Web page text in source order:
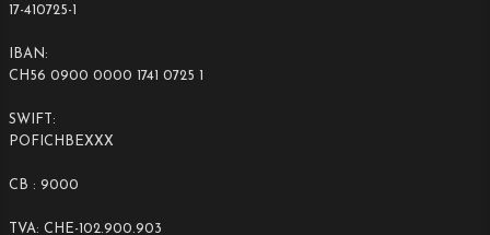
17-410725-1
IBAN:
CH56 0900 0000 1741 0725 1
SWIFT:
POFICHBEXXX
CB : 9000
TVA: CHE-102.900.903